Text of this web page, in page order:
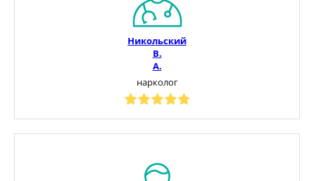
Никольский
В.
А.
нарколог